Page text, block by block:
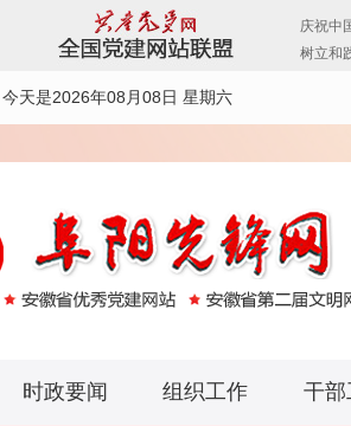
今天是2026年08月08日 星期六
时政要闻 组织工作 干部